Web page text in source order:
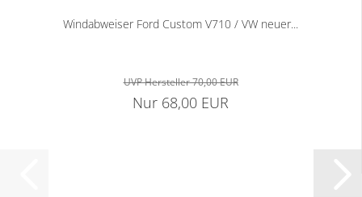
Windabweiser Ford Custom V710 / VW neuer...
UVP Hersteller 70,00 EUR
Nur 68,00 EUR